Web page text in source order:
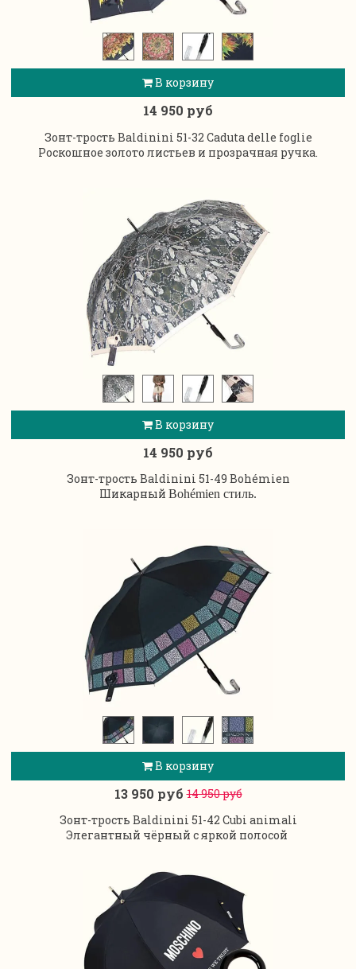
В корзину
14 950 руб
Зонт-трость Baldinini 51-32 Caduta delle foglie
Роскошное золото листьев и прозрачная ручка.
В корзину
14 950 руб
Зонт-трость Baldinini 51-49 Bohémien
Шикарный Bohémien стиль.
В корзину
13 950 руб14 950 руб
Зонт-трость Baldinini 51-42 Cubi animali
Элегантный чёрный с яркой полосой